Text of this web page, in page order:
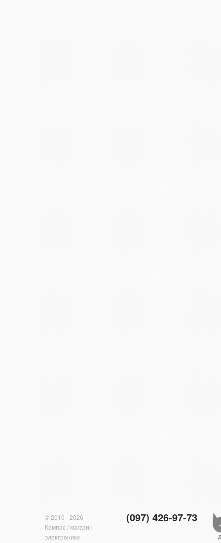
© 2010 - 2026
Компас / магазин
электроники
(097) 426-97-73